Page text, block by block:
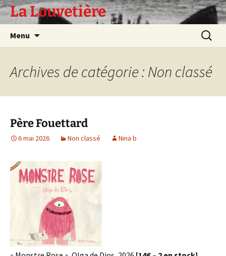
Aller
au La Louvetière
Menu
Archives de catégorie : Non classé
Père Fouettard
6 mai 2026 Non classé Nina b